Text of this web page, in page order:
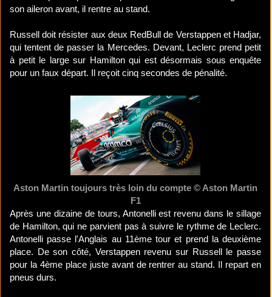
son aileron avant, il rentre au stand.
Russell doit résister aux deux RedBull de Verstappen et Hadjar,
qui tentent de passer la Mercedes. Devant, Leclerc prend petit
à petit le large sur Hamilton qui est désormais sous enquête
pour un faux départ. Il reçoit cinq secondes de pénalité.
Aston Martin toujours très loin du compte © Aston Martin
F1
Après une dizaine de tours, Antonelli est revenu dans le sillage
de Hamilton, qui ne parvient pas à suivre le rythme de Leclerc.
Antonelli passe l'Anglais au 11ème tour et prend la deuxième
place. De son côté, Verstappen revenu sur Russell le passe
pour la 4ème place juste avant de rentrer au stand. Il repart en
pneus durs.